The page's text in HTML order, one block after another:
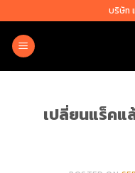
to
content
บริษัท
เปลี่ยนแร็คแ